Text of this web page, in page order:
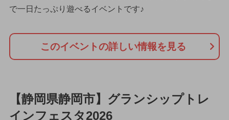
で一日たっぷり遊べるイベントです♪
このイベントの詳しい情報を見る
【静岡県静岡市】グランシップトレ
インフェスタ2026